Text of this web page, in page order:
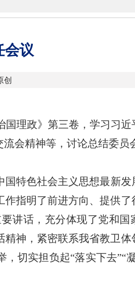
会议
创
理政》第三卷，学习习近
会精神等，讨论总结委员
特色社会主义思想最新发
指明了前进方向、提供了
讲话，充分体现了党和国
神，紧密联系我省教卫体
，切实担负起“落实下去”“